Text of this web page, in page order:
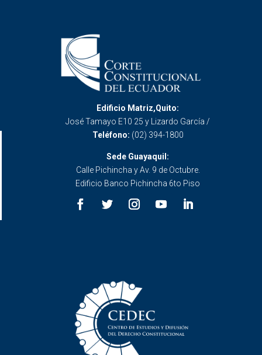
Edificio Matriz,Quito:
José Tamayo E10 25 y Lizardo García /
Teléfono: (02) 394-1800
Sede Guayaquil:
Calle Pichincha y Av. 9 de Octubre.
Edificio Banco Pichincha 6to Piso